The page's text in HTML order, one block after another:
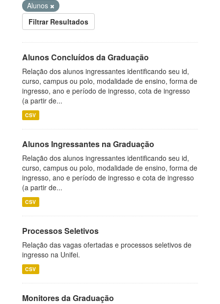
Alunos
Filtrar Resultados
Alunos Concluídos da Graduação
Relação dos alunos ingressantes identificando seu id,
curso, campus ou polo, modalidade de ensino, forma de
ingresso, ano e período de ingresso, cota de ingresso
(a partir de...
CSV
Alunos Ingressantes na Graduação
Relação dos alunos ingressantes identificando seu id,
curso, campus ou polo, modalidade de ensino, forma de
ingresso, ano e período de ingresso e cota de ingresso
(a partir de...
CSV
Processos Seletivos
Relação das vagas ofertadas e processos seletivos de
ingresso na Unifei.
CSV
Monitores da Graduação